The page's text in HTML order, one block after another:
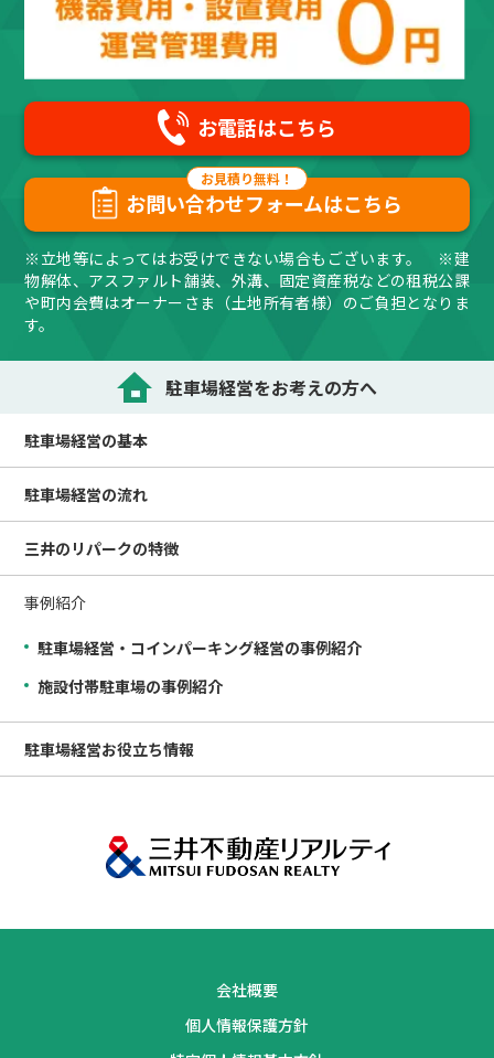
お電話はこちら
お問い合わせフォームはこちら
※立地等によってはお受けできない場合もございます。 ※建
物解体、アスファルト舗装、外溝、固定資産税などの租税公課
や町内会費はオーナーさま（土地所有者様）のご負担となりま
す。
駐車場経営をお考えの方へ
駐車場経営の基本
駐車場経営の流れ
三井のリパークの特徴
事例紹介
駐車場経営・コインパーキング経営の事例紹介
施設付帯駐車場の事例紹介
駐車場経営お役立ち情報
会社概要
個人情報保護方針